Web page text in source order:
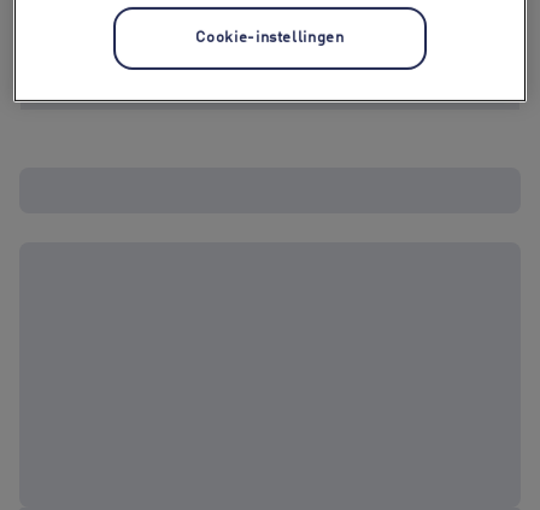
Cookie-instellingen